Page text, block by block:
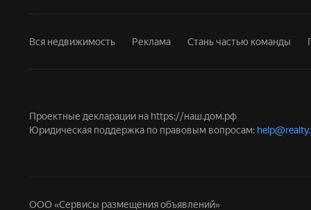
Вся недвижимость Реклама Стань частью команды
Проектные декларации на https://наш.дом.рф
Юридическая поддержка по правовым вопросам:
ООО «Сервисы размещения объявлений»